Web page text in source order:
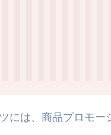
には、商品プロモー